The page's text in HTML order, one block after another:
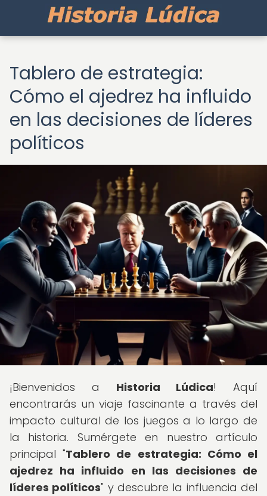
Tablero de estrategia:
Cómo el ajedrez ha influido
en las decisiones de líderes
políticos
¡Bienvenidos a Historia Lúdica! Aquí
encontrarás un viaje fascinante a través del
impacto cultural de los juegos a lo largo de
la historia. Sumérgete en nuestro artículo
principal "Tablero de estrategia: Cómo el
ajedrez ha influido en las decisiones de
líderes políticos" y descubre la influencia del